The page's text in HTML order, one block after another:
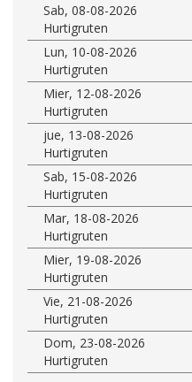
Sab, 08-08-2026
Hurtigruten
Lun, 10-08-2026
Hurtigruten
Mier, 12-08-2026
Hurtigruten
jue, 13-08-2026
Hurtigruten
Sab, 15-08-2026
Hurtigruten
Mar, 18-08-2026
Hurtigruten
Mier, 19-08-2026
Hurtigruten
Vie, 21-08-2026
Hurtigruten
Dom, 23-08-2026
Hurtigruten